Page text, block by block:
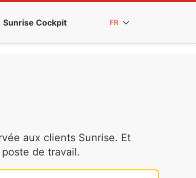
Sunrise Cockpit FR
aux clients Sunrise. Et
de travail.